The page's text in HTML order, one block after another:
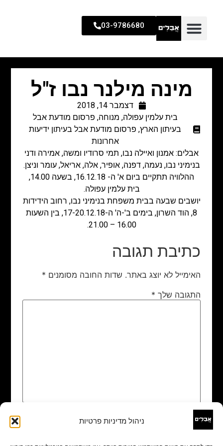
ניהול מדיניות פרטיות
03-9786680
מינה מילנר נבו ז"ל
דצמבר 14, 2018
בית עלמין עפולה, מנוחה, פרסום מודעת אבל
בעיתון הארץ, פרסום מודעת אבל בעיתון ידיעות
אחרונות
אבלים: אמנון ואיילה נבו, תמי סרודיו ומשה, אמירה ודני
בנימיני נבו, נעמה, דפנה, אופיר, אלה, אריאל, עומר וניצן.
ההלוויה תתקיים ביום א' ה- 16.12.18, בשעה 14.00,
בית עלמין עפולה.
יושבים שבעה בבית משפחת בנימיני נבו, רחוב הידידות
8, הוד השרון, בימים ב'-ה' ה-17-20.12.18, בין השעות
16.00 – 21.00.
כתיבת תגובה
האימייל לא יוצג באתר. שדות החובה מסומנים *
התגובה שלך *
שם